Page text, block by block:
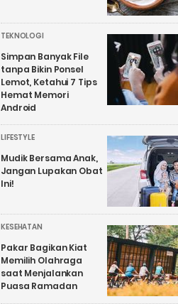
TEKNOLOGI
Simpan Banyak File
tanpa Bikin Ponsel
Lemot, Ketahui 7 Tips
Hemat Memori
Android
LIFESTYLE
Mudik Bersama Anak,
Jangan Lupakan Obat
Ini!
KESEHATAN
Pakar Bagikan Kiat
Memilih Olahraga
saat Menjalankan
Puasa Ramadan